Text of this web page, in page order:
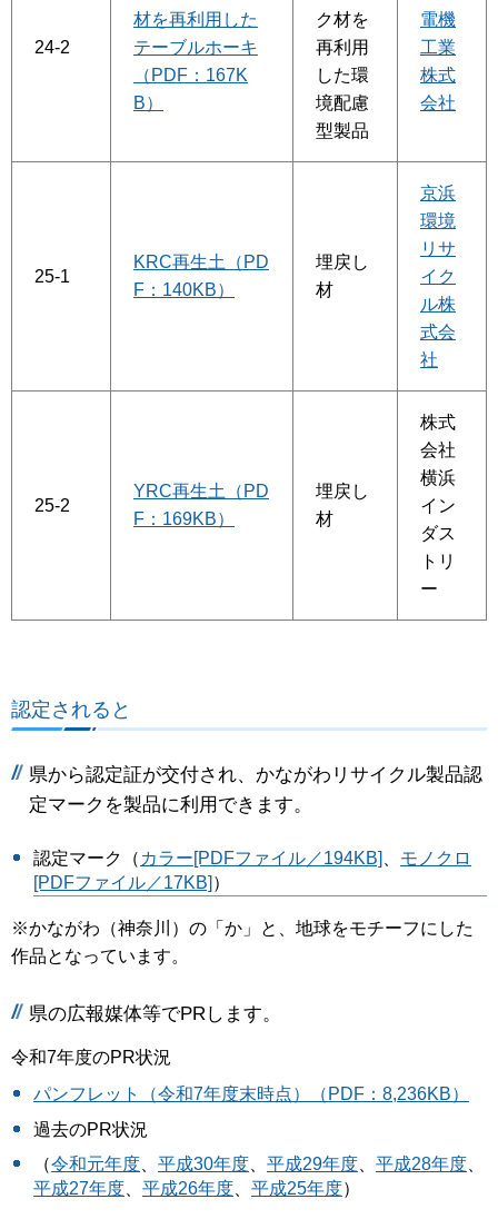
24-2
材を再利用した
テーブルホーキ
（PDF：167K
B）
ク材を
再利用
した環
境配慮
型製品
電機
工業
株式
会社
25-1
KRC再生土（PD
F：140KB）
埋戻し
材
京浜
環境
リサ
イク
ル株
式会
社
25-2
YRC再生土（PD
F：169KB）
埋戻し
材
株式
会社
横浜
イン
ダス
トリ
ー
認定されると
県から認定証が交付され、かながわリサイクル製品認
定マークを製品に利用できます。
認定マーク（ カラー[PDFファイル／194KB]
モノクロ
[PDFファイル／17KB] ）
※かながわ（神奈川）の「か」と、地球をモチーフにした
作品となっています。
県の広報媒体等でPRします。
令和7年度のPR状況
パンフレット（令和7年度末時点）（PDF：8,236KB）
過去のPR状況
（令和元年度 平成30年度 平成29年度 平成28年度
平成27年度
平成26年度 平成25年度）